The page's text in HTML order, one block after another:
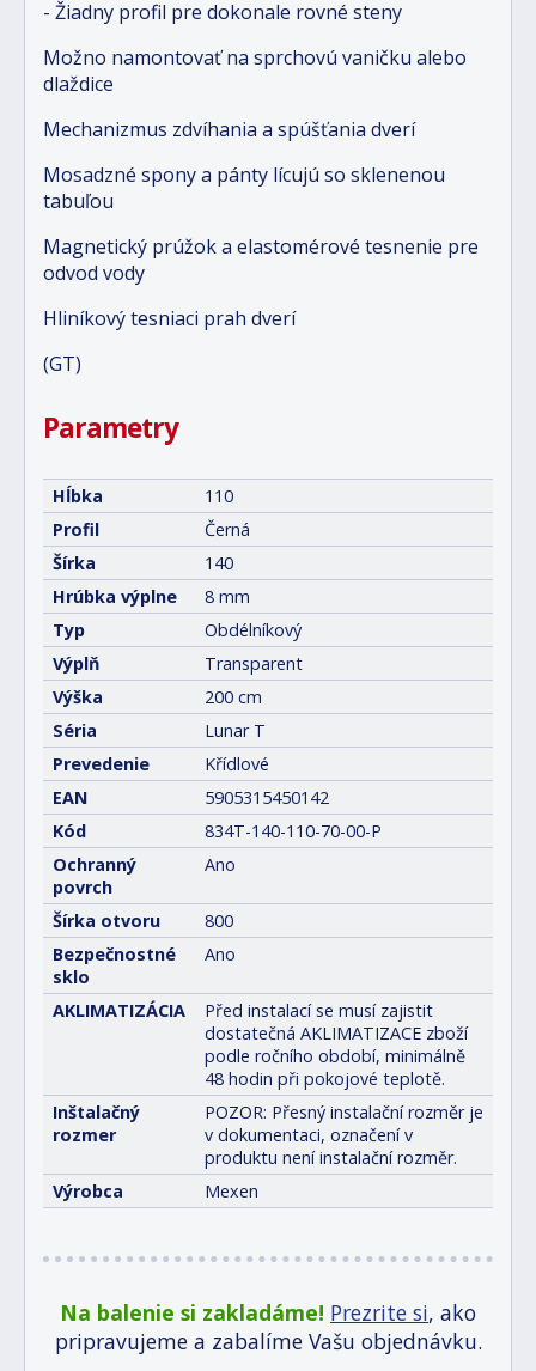
- Žiadny profil pre dokonale rovné steny
Možno namontovať na sprchovú vaničku alebo
dlaždice
Mechanizmus zdvíhania a spúšťania dverí
Mosadzné spony a pánty lícujú so sklenenou
tabuľou
Magnetický prúžok a elastomérové tesnenie pre
odvod vody
Hliníkový tesniaci prah dverí
(GT)
Parametry
Hĺbka
110
Profil
Černá
Šírka
140
Hrúbka výplne
8 mm
Typ
Obdélníkový
Výplň
Transparent
Výška
200 cm
Séria
Lunar T
Prevedenie
Křídlové
EAN
5905315450142
Kód
834T-140-110-70-00-P
Ochranný
povrch
Ano
Šírka otvoru
800
Bezpečnostné
sklo
Ano
AKLIMATIZÁCIA
Před instalací se musí zajistit
dostatečná AKLIMATIZACE zboží
podle ročního období, minimálně
48 hodin při pokojové teplotě.
Inštalačný
rozmer
POZOR: Přesný instalační rozměr je
v dokumentaci, označení v
produktu není instalační rozměr.
Výrobca
Mexen
Na balenie si zakladáme! Prezrite si, ako
pripravujeme a zabalíme Vašu objednávku.